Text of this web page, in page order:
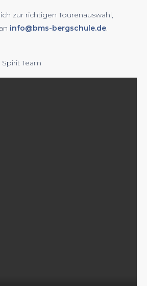
zur richtigen Tourenauswahl,
info@bms-bergschule.de.
Team